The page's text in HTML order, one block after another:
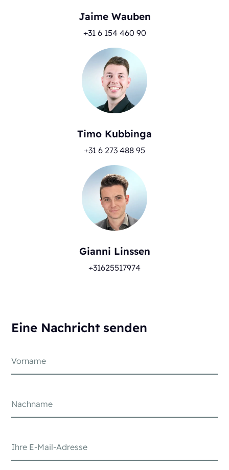
Jaime Wauben
+31 6 154 460 90
Timo Kubbinga
+31 6 273 488 95
Gianni Linssen
+31625517974
Eine Nachricht senden